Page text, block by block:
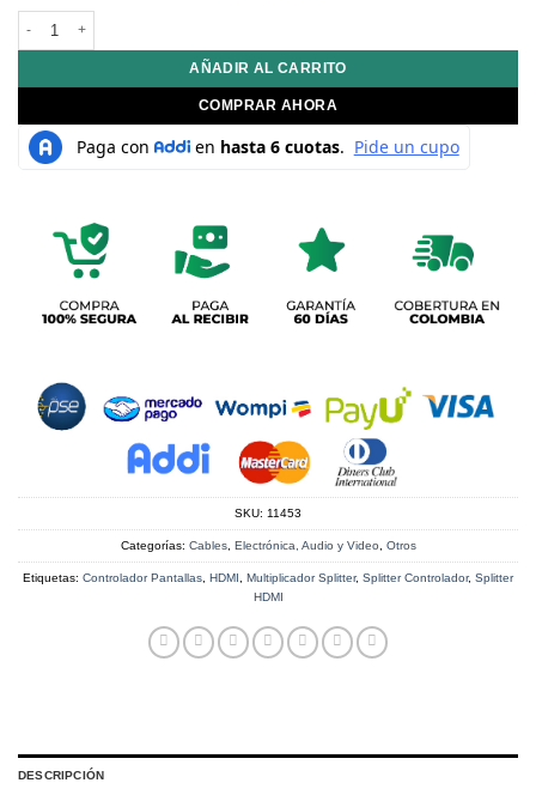
Splitter Controlador Hdmi 8 Pantallas 8x1 4k Control Remoto cantidad
AÑADIR AL CARRITO
COMPRAR AHORA
SKU: 11453
Categorías: Cables, Electrónica, Audio y Video, Otros
Etiquetas: Controlador Pantallas, HDMI , Multiplicador Splitter, Splitter Controlador, Splitter
HDMI
DESCRIPCIÓN